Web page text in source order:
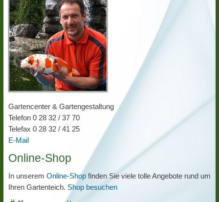
Gartencenter & Gartengestaltung
Telefon 0 28 32 / 37 70
Telefax 0 28 32 / 41 25
E-Mail
Online-Shop
In unserem Online-Shop finden Sie viele tolle Angebote rund um
Ihren Gartenteich. Shop besuchen